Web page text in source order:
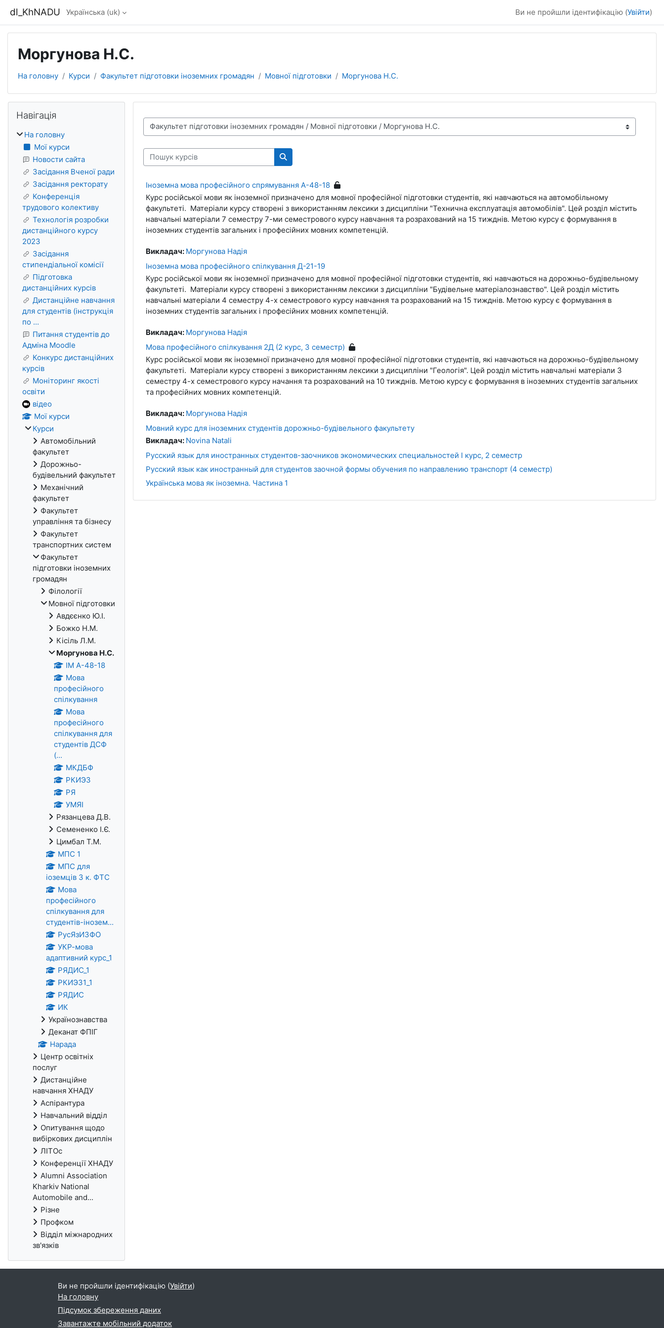
dl_KhNADU Українська ‎(uk)‎ Ви не пройшли ідентифікацію (Увійти)
Моргунова Н.С.
На головну Курси Факультет підготовки іноземних громадян Мовної підготовки Моргунова Н.С.
Категорії курсів
Пошук курсів
Пошук курсів
Іноземна мова професійного спрямування А-48-18
Курс російської мови як іноземної призначено для мовної професійної підготовки студентів, які навчаються на автомобільному
факультеті. Матеріали курсу створені з використанням лексики з дисципліни "Технична експлуатація автомобілів". Цей розділ містить
навчальні матеріали 7 семестру 7-ми семестрового курсу навчання та розрахований на 15 тижднів. Метою курсу є формування в
іноземних студентів загальних і професійних мовних компетенцій.
Викладач: Моргунова Надія
Іноземна мова професійного спілкування Д-21-19
Курс російської мови як іноземної призначено для мовної професійної підготовки студентів, які навчаються на дорожньо-будівельному
факультеті. Матеріали курсу створені з використанням лексики з дисципліни "Будівельне матеріалознавство". Цей розділ містить
навчальні матеріали 4 семестру 4-х семестрового курсу навчання та розрахований на 15 тижднів. Метою курсу є формування в
іноземних студентів загальних і професійних мовних компетенцій.
Викладач: Моргунова Надія
Мова професійного спілкування 2Д (2 курс, 3 семестр)
Курс російської мови як іноземної призначено для мовної професійної підготовки студентів, які навчаються на дорожньо-будівельному
факультеті. Матеріали курсу створені з використанням лексики з дисципліни "Геологія". Цей розділ містить навчальні матеріали 3
семестру 4-х семестрового курсу начання та розрахований на 10 тижднів. Метою курсу є формування в іноземних студентів загальних
та професійних мовних компетенцій.
Викладач: Моргунова Надія
Мовний курс для іноземних студентів дорожньо-будівельного факультету
Викладач: Novina Natali
Русский язык для иностранных студентов-заочников экономических специальностей I курс, 2 семестр
Русский язык как иностранный для студентов заочной формы обучения по направлению транспорт (4 семестр)
Українська мова як іноземна. Частина 1
Блоки
Навігація
На головну
Мої курси
Новости сайта
Засідання Вченої ради
Засідання ректорату
Конференція
трудового колективу
Технологія розробки
дистанційного курсу
2023
Засідання
стипендіальної комісії
Підготовка
дистанційних курсів
Дистанційне навчання
для студентів (інструкція
по ...
Питання студентів до
Адміна Moodle
Конкурс дистанційних
курсів
Моніторинг якості
освіти
відео
Мої курси
Курси
Автомобільний
факультет
Дорожньо-
будівельний факультет
Механічний
факультет
Факультет
управління та бізнесу
Факультет
транспортних систем
Факультет
підготовки іноземних
громадян
Філології
Мовної підготовки
Авдєєнко Ю.І.
Божко Н.М.
Кісіль Л.М.
Моргунова Н.С.
ІМ А-48-18
Мова
професійного
спілкування
Мова
професійного
спілкування для
студентів ДСФ
(...
МКДБФ
РКИЭЗ
РЯ
УМЯІ
Рязанцева Д.В.
Семененко І.Є.
Цимбал Т.М.
МПС 1
МПС для
іоземців 3 к. ФТС
Мова
професійного
спілкування для
студентів-інозем...
РусЯзИЗФО
УКР-мова
адаптивний курс_1
РЯДИС_1
РКИЭЗ1_1
РЯДИС
ИК
Українознавства
Деканат ФПІГ
Нарада
Центр освітніх
послуг
Дистанційне
навчання ХНАДУ
Аспірантура
Навчальний відділ
Опитування щодо
вибіркових дисциплін
ЛІТОс
Конференції ХНАДУ
Alumni Association
Kharkiv National
Automobile and...
Різне
Профком
Відділ міжнародних
зв'язків
Ви не пройшли ідентифікацію (Увійти)
На головну
Підсумок збереження даних
Завантажте мобільний додаток